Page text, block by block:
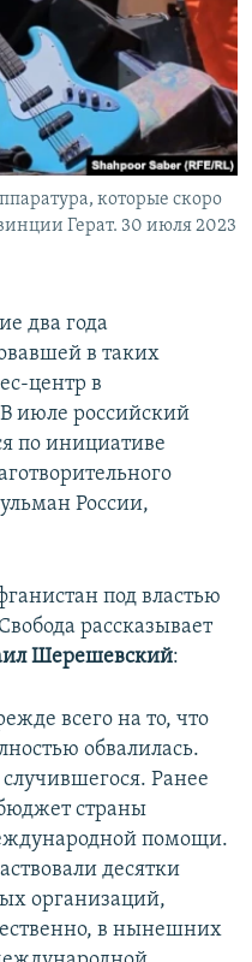
которые скоро
Герат. 30 июля 2023
два года
в таких
центр в
июле российский
по инициативе
России,
под властью
рассказывает
Шерешевский:
всего на то, что
обвалилась.
Ранее
страны
помощи.
десятки
организаций,
в нынешних